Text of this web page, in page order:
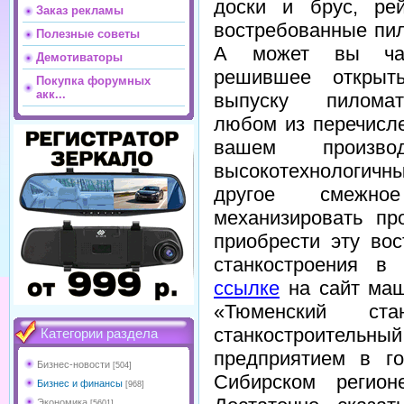
Заказ рекламы
Полезные советы
Демотиваторы
Покупка форумных
акк...
Категории раздела
Бизнес-новости [504]
Бизнес и финансы [968]
доски и брус,
востребованные
А может вы
решившее
выпуску
любом из
вашем
другое
механизировать
приобрести эту
станкостроения
ссылке на сайт
«Тюменский
предприятием в
Сибирском